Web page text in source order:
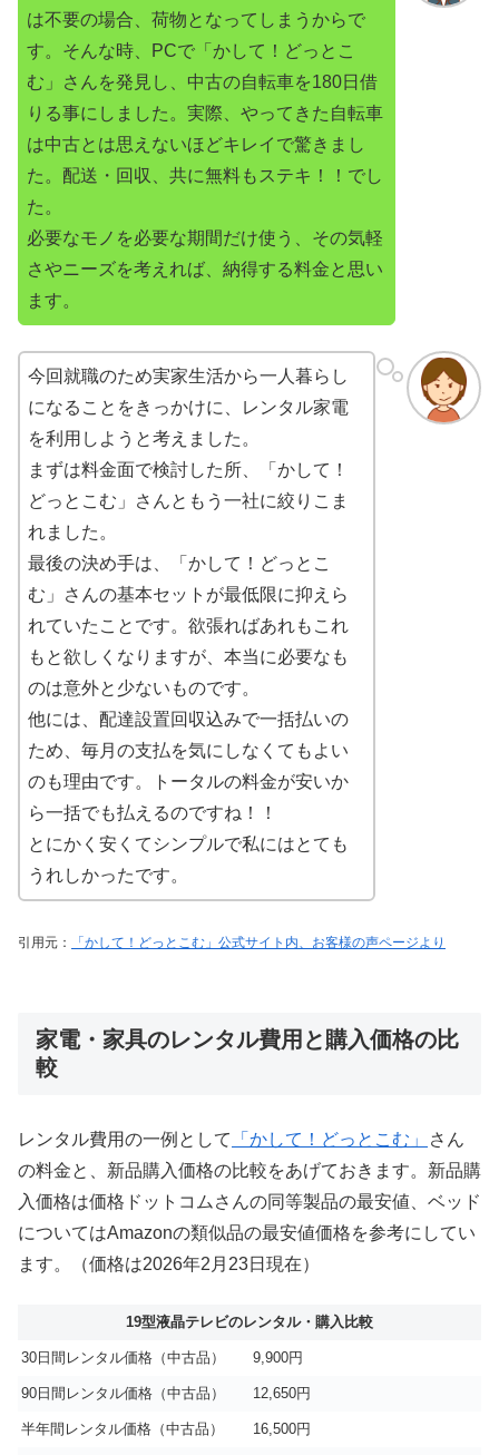
は不要の場合、荷物となってしまうからで
す。そんな時、PCで「かして！どっとこ
む」さんを発見し、中古の自転車を180日借
りる事にしました。実際、やってきた自転車
は中古とは思えないほどキレイで驚きまし
た。配送・回収、共に無料もステキ！！でし
た。
必要なモノを必要な期間だけ使う、その気軽
さやニーズを考えれば、納得する料金と思い
ます。
今回就職のため実家生活から一人暮らし
になることをきっかけに、レンタル家電
を利用しようと考えました。
まずは料金面で検討した所、「かして！
どっとこむ」さんともう一社に絞りこま
れました。
最後の決め手は、「かして！どっとこ
む」さんの基本セットが最低限に抑えら
れていたことです。欲張ればあれもこれ
もと欲しくなりますが、本当に必要なも
のは意外と少ないものです。
他には、配達設置回収込みで一括払いの
ため、毎月の支払を気にしなくてもよい
のも理由です。トータルの料金が安いか
ら一括でも払えるのですね！！
とにかく安くてシンプルで私にはとても
うれしかったです。
引用元： 「かして！どっとこむ」公式サイト内、お客様の声ページより
家電・家具のレンタル費用と購入価格の比
較
レンタル費用の一例として 「かして！どっとこむ」
さん
の料金と、新品購入価格の比較をあげておきます。新品購
入価格は価格ドットコムさんの同等製品の最安値、ベッド
についてはAmazonの類似品の最安値価格を参考にしてい
ます。（価格は2026年2月23日現在）
19型液晶テレビのレンタル・購入比較
30日間レンタル価格（中古品） 9,900円
90日間レンタル価格（中古品） 12,650円
半年間レンタル価格（中古品） 16,500円